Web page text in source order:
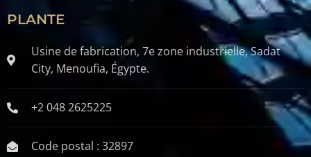
PLANTE
Usine de fabrication, 7e zone industrielle, Sadat
City, Menoufia, Égypte.
+2 048 2625225
Code postal : 32897